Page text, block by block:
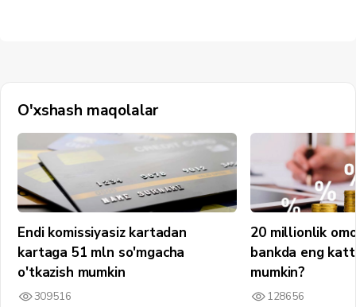
O'xshash maqolalar
Endi komissiyasiz kartadan
kartaga 51 mln so'mgacha
o'tkazish mumkin
309516
20 millionlik
bankda eng
mumkin?
128656